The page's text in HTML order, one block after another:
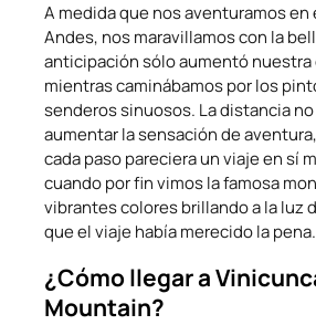
A medida que nos aventuramos en
Andes, nos maravillamos con la
anticipación sólo aumentó nuestra
mientras caminábamos por los
senderos sinuosos. La distancia
aumentar la sensación de
cada paso pareciera un viaje en sí
cuando por fin vimos la famosa
vibrantes colores brillando a la luz
que el viaje había merecido la pena.
¿Cómo llegar a
Mountain?